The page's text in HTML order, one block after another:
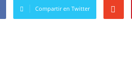
Compartir en Twitter